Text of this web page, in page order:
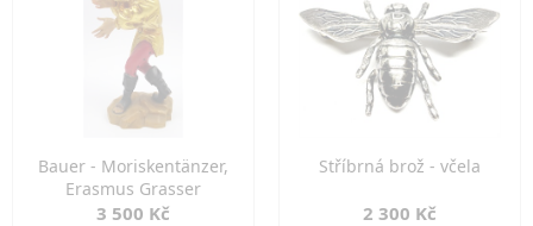
Bauer - Moriskentänzer,
Erasmus Grasser
3 500 Kč
Stříbrná brož - včela
2 300 Kč